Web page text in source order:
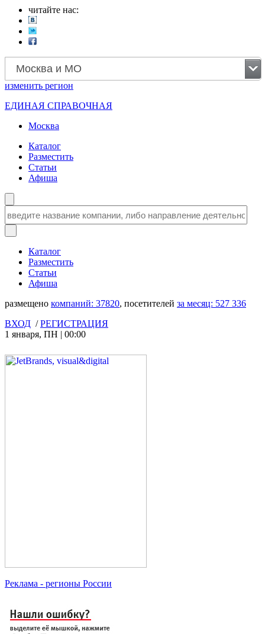
читайте нас:
Москва и МО
изменить регион
ЕДИНАЯ СПРАВОЧНАЯ
Москва
Каталог
Разместить
Статьи
Афиша
Каталог
Разместить
Статьи
Афиша
размещено компаний: 37820, посетителей за месяц: 527 336
ВХОД /РЕГИСТРАЦИЯ
1 января, ПН | 00:00
Реклама - регионы России